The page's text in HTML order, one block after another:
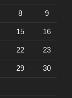
8 9
15 16
22 23
29 30